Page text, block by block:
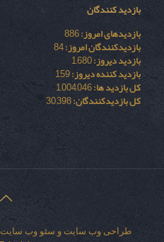
بازدید کنندگان
بازدیدهای امروز:886
بازدیدکنندگان امروز:84
بازدید دیروز:1,680
بازدید کننده دیروز:159
کل بازدید ها:1,004,046
کل بازدیدکنند‌گان:30,398
طراحی وب سایت و سئو وب سایت